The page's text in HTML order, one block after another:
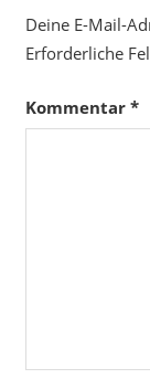
Deine E-Mail-
Erforderliche
Kommentar *